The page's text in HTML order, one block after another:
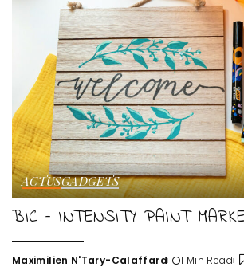
ACTUSGADGETS
BIC – INTENSITY PAINT
Posted
Maximilien N'Tary-Calaffard 1 Min Read